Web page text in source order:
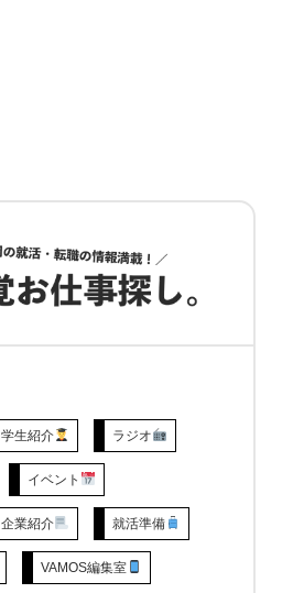
学生紹介 ラジオ
イベント
企業紹介 就活準備
VAMOS編集室